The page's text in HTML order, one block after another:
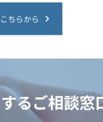
ちらから
るご相談窓